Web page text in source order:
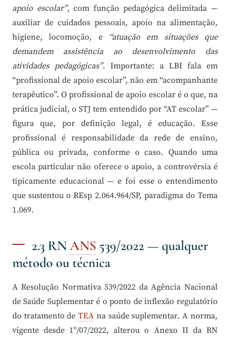
apoio escolar”, com função pedagógica delimitada —
auxiliar de cuidados pessoais, apoio na alimentação,
higiene, locomoção, e “atuação em situações que
demandem assistência ao desenvolvimento das
atividades pedagógicas”. Importante: a LBI fala em
“profissional de apoio escolar”, não em “acompanhante
terapêutico”. O profissional de apoio escolar é o que, na
prática judicial, o STJ tem entendido por “AT escolar” —
figura que, por definição legal, é educação. Esse
profissional é responsabilidade da rede de ensino,
pública ou privada, conforme o caso. Quando uma
escola particular não oferece o apoio, a controvérsia é
tipicamente educacional — e foi esse o entendimento
que sustentou o REsp 2.064.964/SP, paradigma do Tema
1.069.
2.3 RNANS 539/2022 — qualquer
método ou técnica
A Resolução Normativa 539/2022 da Agência Nacional
de Saúde Suplementar é o ponto de inflexão regulatório
do tratamento deTEA na saúde suplementar. A norma,
vigente desde 1º/07/2022, alterou o Anexo II da RN